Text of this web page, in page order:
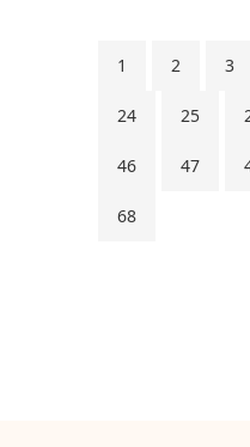
1 2 3
24 25
46 47
68